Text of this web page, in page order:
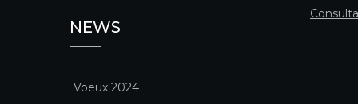
NEWS
Voeux 2024